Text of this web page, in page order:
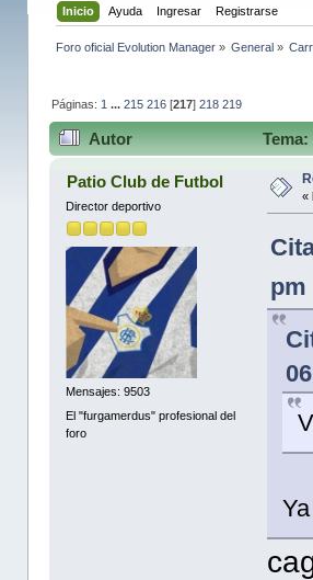
Inicio Ayuda Ingresar Registrarse
Foro oficial Evolution Manager» General »
Páginas: 1 ... 215 216[217] 218 219
Autor Tema:
Patio Club de Futbol
Director deportivo
Mensajes: 9503
El "furgamerdus" profesional del
foro
«
pm